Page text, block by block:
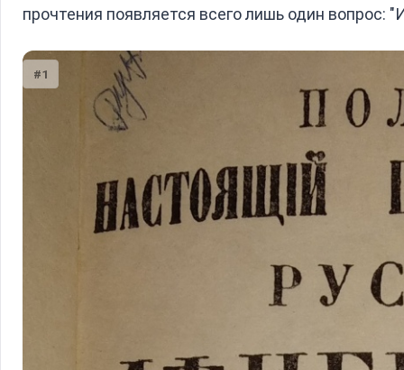
прочтения появляется всего лишь один вопрос:
#1